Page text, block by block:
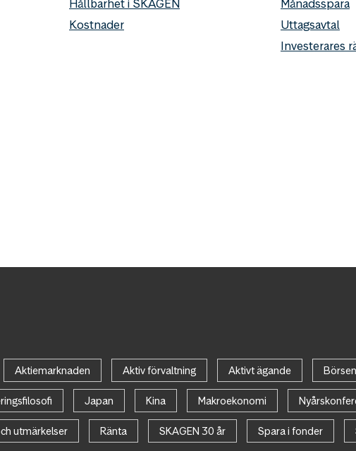
Hållbarhet i SKAGEN
Kostnader
Månadsspara
Uttagsavtal
Investerares
Aktiemarknaden Aktiv förvaltning Aktivt ägande Börsen
Japan Kina Makroekonomi
utmärkelser Ränta SKAGEN 30 år Spara i fonder